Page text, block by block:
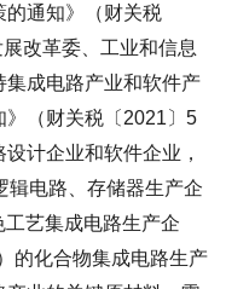
的通知》（财关税
改革委、工业和信息
成电路产业和软件产
》（财关税〔2021〕5
计企业和软件企业，
辑电路、存储器生产企
艺集成电路生产企
的化合物集成电路生产